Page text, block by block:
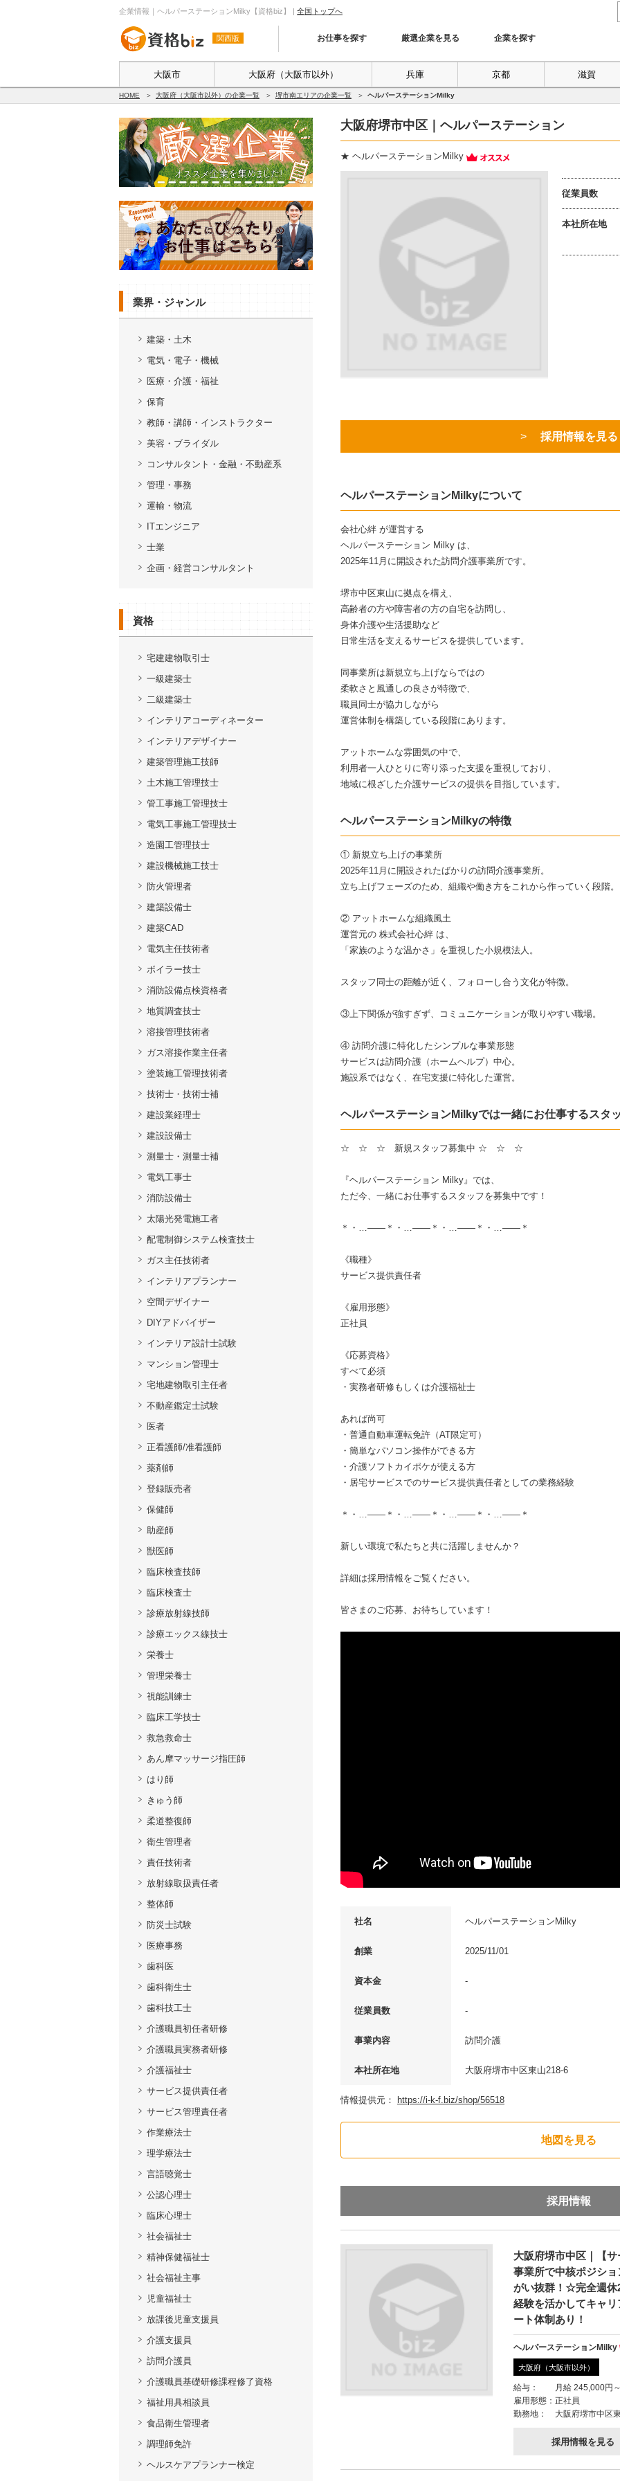
企業情報｜ヘルパーステーションMilky【資格biz】 | 全国トップへ
関西版 お仕事を探す 厳選企業を見る 企業を探す
大阪市 大阪府（大阪市以外） 兵庫 京都 滋賀
HOME 大阪府（大阪市以外）の企業一覧 堺市南エリアの企業一覧 ヘルパーステーションMilky
業界・ジャンル
建築・土木
電気・電子・機械
医療・介護・福祉
保育
教師・講師・インストラクター
美容・ブライダル
コンサルタント・金融・不動産系
管理・事務
運輸・物流
ITエンジニア
士業
企画・経営コンサルタント
資格
宅建建物取引士
一級建築士
二級建築士
インテリアコーディネーター
インテリアデザイナー
建築管理施工技師
土木施工管理技士
管工事施工管理技士
電気工事施工管理技士
造園工管理技士
建設機械施工技士
防火管理者
建築設備士
建築CAD
電気主任技術者
ボイラー技士
消防設備点検資格者
地質調査技士
溶接管理技術者
ガス溶接作業主任者
塗装施工管理技術者
技術士・技術士補
建設業経理士
建設設備士
測量士・測量士補
電気工事士
消防設備士
太陽光発電施工者
配電制御システム検査技士
ガス主任技術者
インテリアプランナー
空間デザイナー
DIYアドバイザー
インテリア設計士試験
マンション管理士
宅地建物取引主任者
不動産鑑定士試験
医者
正看護師/准看護師
薬剤師
登録販売者
保健師
助産師
獣医師
臨床検査技師
臨床検査士
診療放射線技師
診療エックス線技士
栄養士
管理栄養士
視能訓練士
臨床工学技士
救急救命士
あん摩マッサージ指圧師
はり師
きゅう師
柔道整復師
衛生管理者
責任技術者
放射線取扱責任者
整体師
防災士試験
医療事務
歯科医
歯科衛生士
歯科技工士
介護職員初任者研修
介護職員実務者研修
介護福祉士
サービス提供責任者
サービス管理責任者
作業療法士
理学療法士
言語聴覚士
公認心理士
臨床心理士
社会福祉士
精神保健福祉士
社会福祉主事
児童福祉士
放課後児童支援員
介護支援員
訪問介護員
介護職員基礎研修課程修了資格
福祉用具相談員
食品衛生管理者
調理師免許
ヘルスケアプランナー検定
大阪府堺市中区｜ヘルパーステーション
ヘルパーステーションMilky
従業員数
本社所在地
採用情報を見る
ヘルパーステーションMilkyについて
会社心絆 が運営する
ヘルパーステーション Milky は、
2025年11月に開設された訪問介護事業所です。
堺市中区東山に拠点を構え、
高齢者の方や障害者の方の自宅を訪問し、
身体介護や生活援助など
日常生活を支えるサービスを提供しています。
同事業所は新規立ち上げならではの
柔軟さと風通しの良さが特徴で、
職員同士が協力しながら
運営体制を構築している段階にあります。
アットホームな雰囲気の中で、
利用者一人ひとりに寄り添った支援を重視しており、
地域に根ざした介護サービスの提供を目指しています。
ヘルパーステーションMilkyの特徴
① 新規立ち上げの事業所
2025年11月に開設されたばかりの訪問介護事業所。
立ち上げフェーズのため、組織や働き方をこれから作っていく段階。
② アットホームな組織風土
運営元の 株式会社心絆 は、
「家族のような温かさ」を重視した小規模法人。
スタッフ同士の距離が近く、フォローし合う文化が特徴。
③上下関係が強すぎず、コミュニケーションが取りやすい職場。
④ 訪問介護に特化したシンプルな事業形態
サービスは訪問介護（ホームヘルプ）中心。
施設系ではなく、在宅支援に特化した運営。
ヘルパーステーションMilkyでは一緒にお仕事するスタ
☆ ☆ ☆ 新規スタッフ募集中 ☆ ☆ ☆
『ヘルパーステーション Milky』では、
ただ今、一緒にお仕事するスタッフを募集中です！
＊・…――＊・…――＊・…――＊・…――＊
《職種》
サービス提供責任者
《雇用形態》
正社員
《応募資格》
すべて必須
・実務者研修もしくは介護福祉士
あれば尚可
・普通自動車運転免許（AT限定可）
・簡単なパソコン操作ができる方
・介護ソフトカイポケが使える方
・居宅サービスでのサービス提供責任者としての業務経験
＊・…――＊・…――＊・…――＊・…――＊
新しい環境で私たちと共に活躍しませんか？
詳細は採用情報をご覧ください。
皆さまのご応募、お待ちしています！
社名 ヘルパーステーションMilky
創業 2025/11/01
資本金 -
従業員数 -
事業内容 訪問介護
本社所在地 大阪府堺市中区東山218-6
情報提供元： https://i-k-f.biz/shop/56518
地図を見る
採用情報
大阪府堺市中区｜【
事業所で中核ポジシ
がい抜群！☆完全週休
経験を活かしてキャ
ート体制あり！
ヘルパーステーションMilky
大阪府（大阪市以外）
給与：
月給 245,000円
雇用形態： 正社員
勤務地：
大阪府堺市中区
採用情報を見る